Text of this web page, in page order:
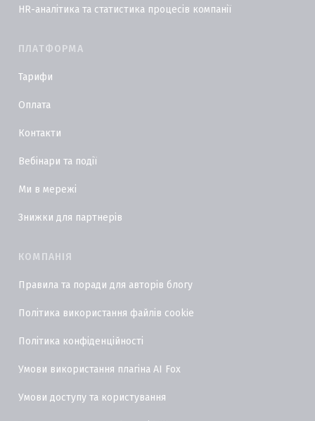
HR-аналітика та статистика процесів компанії
ПЛАТФОРМА
Тарифи
Оплата
Контакти
Вебінари та події
Ми в мережі
Знижки для партнерів
КОМПАНІЯ
Правила та поради для авторів блогу
Політика використання файлів cookie
Політика конфіденційності
Умови використання плагіна AI Fox
Умови доступу та користування